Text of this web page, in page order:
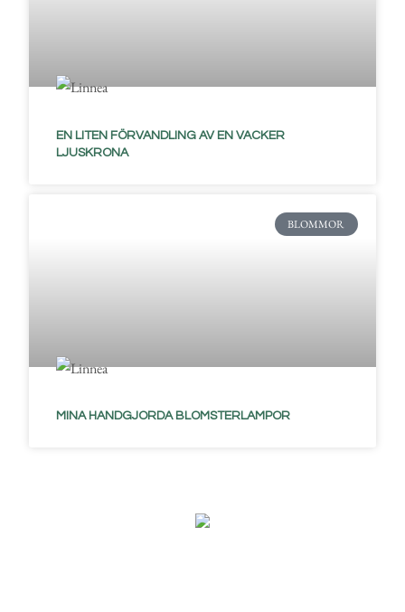
EN LITEN FÖRVANDLING AV EN VACKER
LJUSKRONA
BLOMMOR
MINA HANDGJORDA BLOMSTERLAMPOR